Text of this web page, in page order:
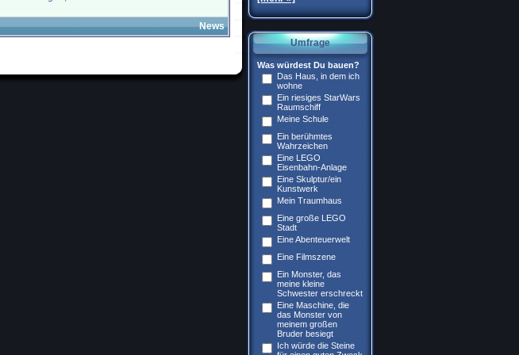
News
Umfrage
Was würdest Du bauen?
Das Haus, in dem ich
wohne
Ein riesiges StarWars
Raumschiff
Meine Schule
Ein berühmtes
Wahrzeichen
Eine LEGO
Eisenbahn-Anlage
Eine Skulptur/ein
Kunstwerk
Mein Traumhaus
Eine große LEGO
Stadt
Eine Abenteuerwelt
Eine Filmszene
Ein Monster, das
meine kleine
Schwester erschreckt
Eine Maschine, die
das Monster von
meinem großen
Bruder besiegt
Ich würde die Steine